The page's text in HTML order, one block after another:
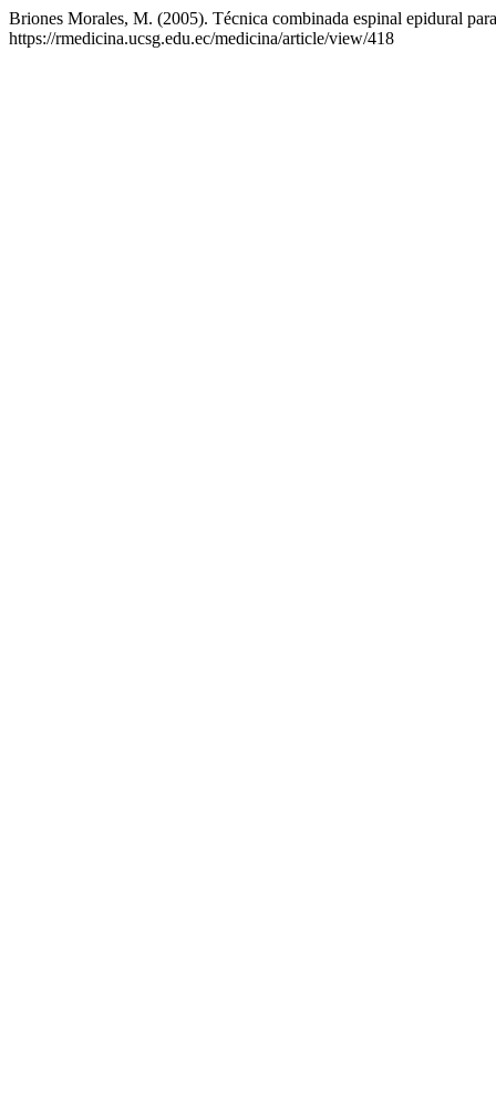
Briones Morales, M. (2005). Técnica combinada espinal epidural
https://rmedicina.ucsg.edu.ec/medicina/article/view/418